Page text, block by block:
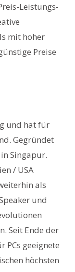
Leistungs-
mit hoher
Preise
und hat für
Gegründet
Singapur.
/ USA
als
und
Seit Ende der
PCs geeignete
höchsten